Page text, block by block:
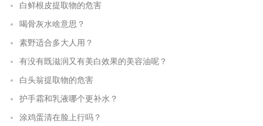
白鲜根皮提取物的危害
喝骨灰水啥意思？
素野适合多大人用？
有没有既滋润又有美白效果的美容油呢？
白头翁提取物的危害
护手霜和乳液哪个更补水？
涂鸡蛋清在脸上行吗？